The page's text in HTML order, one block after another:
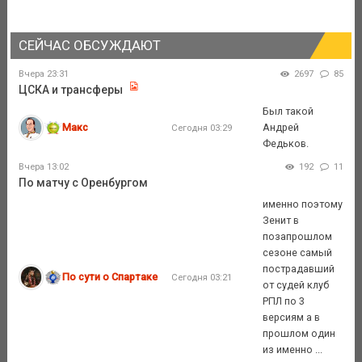
СЕЙЧАС ОБСУЖДАЮТ
Вчера 23:31 2697 85
ЦСКА и трансферы
Макс Сегодня 03:29
Был такой
Андрей
Федьков.
Вчера 13:02 192 11
По матчу с Оренбургом
По сути о Спартаке Сегодня 03:21
именно поэтому
Зенит в
позапрошлом
сезоне самый
пострадавший
от судей клуб
РПЛ по 3
версиям а в
прошлом один
из именно ...